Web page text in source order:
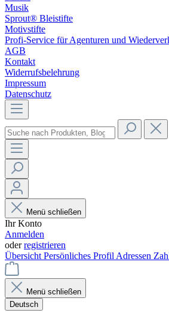
Musik
Sprout® Bleistifte
Motivstifte
Profi-Service für Agenturen und
AGB
Kontakt
Widerrufsbelehrung
Impressum
Datenschutz
Menü schließen
Ihr Konto
Anmelden
oderregistrieren
Übersicht Persönliches Profil Adressen
Menü schließen
Deutsch